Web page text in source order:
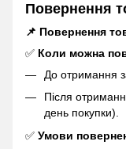
Повернення
📌 Повернення
✅ Коли можна
До отримання
Після
день покупки).
✅ Умови